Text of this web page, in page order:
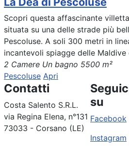
Scopri questa affascinante
situata su una delle strade più
Pescoluse. A soli 300 metri in
incantevoli spiagge delle Maldive
2 Camere Un bagno 5500 m²
Pescoluse Apri
Contatti
Costa Salento S.R.L.
via Regina Elena, n°131
73033 - Corsano (LE)
su
Facebook
Instagram